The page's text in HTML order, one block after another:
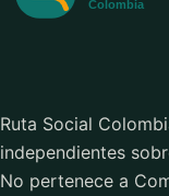
Ruta Social
independientes
No pertenece a